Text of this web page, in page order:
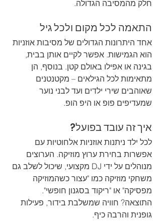
חלק מהמסיבה הגדולה.
התאמה לכל מקום ולכל גיל
אחד היתרונות הגדולים של מסיבות אוזניות
הוא הגמישות. אפשר לקיים אותן בבית,
בגינה או אפילו באולם קטן. בנוסף, הן
מתאימות לכל הגילאים – מקטנטנים
שאוהבים שירי ילדים ועד לבני נוער
שמעדיפים פופ או היפ הופ.
איך זה עובד בפועל?
לכל ילד ניתנות אוזניות אלחוטיות עם
אפשרות בחירת ערוץ מוזיקה. הערוצים
מנוהלים על ידי DJ מקצועי, שיכול לשלב גם
משחקי מוזיקה כמו "עצור כשהמוזיקה
מפסיקה" או "ריקוד בסגנון חופשי".
התוצאה? חוויה שמשלבת בידור, פעילות
גופנית והרבה כיף.